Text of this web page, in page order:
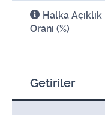
Halka Açıklık
Oranı (%)
Getiriler